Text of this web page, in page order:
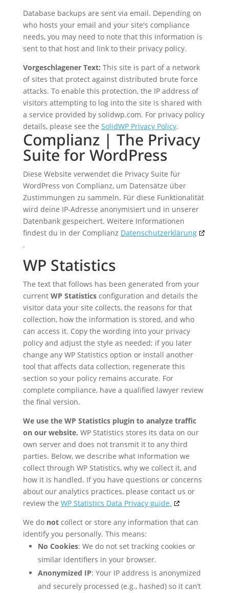
Database backups are sent via email. Depending on
who hosts your email and your site's compliance
needs, you may need to note that this information is
sent to that host and link to their privacy policy.
Vorgeschlagener Text: This site is part of a network
of sites that protect against distributed brute force
attacks. To enable this protection, the IP address of
visitors attempting to log into the site is shared with
a service provided by solidwp.com. For privacy policy
details, please see the SolidWP Privacy Policy.
Complianz | The Privacy
Suite for WordPress
Diese Website verwendet die Privacy Suite für
WordPress von Complianz, um Datensätze über
Zustimmungen zu sammeln. Für diese Funktionalität
wird deine IP-Adresse anonymisiert und in unserer
Datenbank gespeichert. Weitere Informationen
findest du in der Complianz Datenschutzerklärung
.
WP Statistics
The text that follows has been generated from your
current WP Statisticsconfiguration and details the
visitor data your site collects, the reasons for that
collection, how the information is stored, and who
can access it. Copy the wording into your privacy
policy and adjust the style as needed; if you later
change any WP Statistics option or install another
tool that affects data collection, regenerate this
section so your policy remains accurate. For
complete compliance, have a qualified lawyer review
the final version.
We use the WP Statistics plugin to analyze traffic
on our website. WP Statistics stores its data on our
own server and does not transmit it to any third
parties. Below, we describe what information we
collect through WP Statistics, why we collect it, and
how it is handled. If you have questions or concerns
about our analytics practices, please contact us or
review the WP Statistics Data Privacy guide.
We do notcollect or store any information that can
identify you personally. This means:
No Cookies: We do not set tracking cookies or
similar identifiers in your browser.
Anonymized IP: Your IP address is anonymized
and securely processed (e.g., hashed) so it can’t